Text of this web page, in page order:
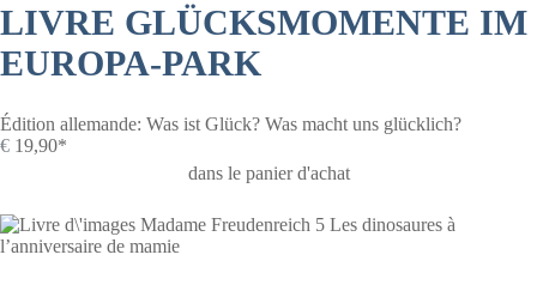
LIVRE GLÜCKSMOMENTE IM
EUROPA-PARK
Édition allemande: Was ist Glück? Was macht uns glücklich?
€ 19,90*
dans le panier d'achat